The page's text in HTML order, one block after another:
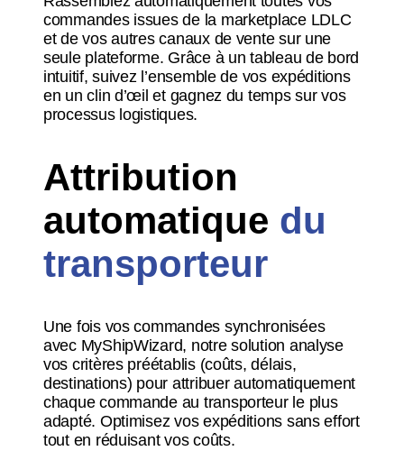
commandes issues de la marketplace LDLC
et de vos autres canaux de vente sur une
seule plateforme. Grâce à un tableau de bord
intuitif, suivez l’ensemble de vos expéditions
en un clin d’œil et gagnez du temps sur vos
processus logistiques.
Attribution
automatique du
transporteur
Une fois vos commandes synchronisées
avec MyShipWizard, notre solution analyse
vos critères préétablis (coûts, délais,
destinations) pour attribuer automatiquement
chaque commande au transporteur le plus
adapté. Optimisez vos expéditions sans effort
tout en réduisant vos coûts.